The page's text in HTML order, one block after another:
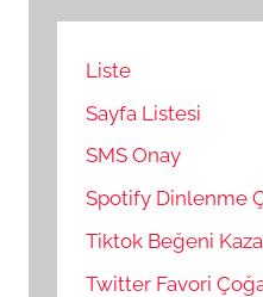
Liste
Sayfa Listesi
SMS Onay
Spotify Dinlenme
Tiktok Beğeni
Twitter Favori